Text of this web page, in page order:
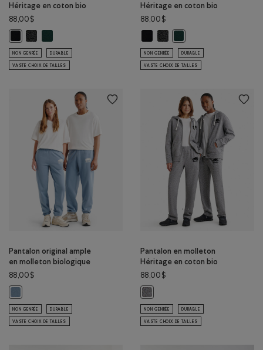
Héritage en coton bio
88,00$
Pantalon en molleton Héritage en coton bio : NOIR Couleur
Pantalon en molleton Héritage en coton bio : POIVRE NOIR Couleur
Pantalon en molleton Héritage en coton bio : VARSITY VERT
NON GENRÉE DURABLE
VASTE CHOIX DE TAILLES
Héritage en coton bio
88,00$
Pantalon en molleton Héritage
Pantalon en molleton
NON GENRÉE DURABLE
VASTE CHOIX DE TAILLES
Pantalon original ample
en molleton biologique
88,00$
Pantalon original ample en molleton biologique: NUAGE GRIS Couleur
NON GENRÉE DURABLE
VASTE CHOIX DE TAILLES
Pantalon en molleton
Héritage en coton bio
88,00$
Pantalon en molleton Héritage en
NON GENRÉE DURABLE
VASTE CHOIX DE TAILLES